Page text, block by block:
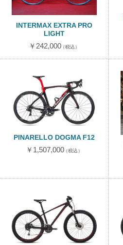
INTERMAX EXTRA PRO
LIGHT
￥242,000（税込）
PINARELLO DOGMA F12
￥1,507,000（税込）